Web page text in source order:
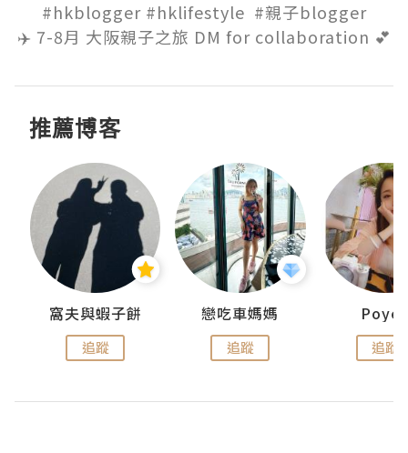
✈️ 7-8月 大阪親子之旅 DM for collaboration 💕
推薦博客
窩夫與蝦子餅
追蹤
戀吃車媽媽
追蹤 追蹤